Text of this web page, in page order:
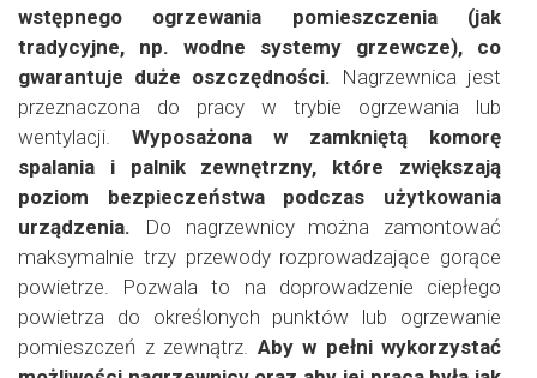
wstępnego ogrzewania pomieszczenia (jak
tradycyjne, np. wodne systemy grzewcze), co
gwarantuje duże oszczędności. Nagrzewnica jest
przeznaczona do pracy w trybie ogrzewania lub
wentylacji. Wyposażona w zamkniętą komorę
spalania i palnik zewnętrzny, które zwiększają
poziom bezpieczeństwa podczas użytkowania
urządzenia.
Do nagrzewnicy można zamontować
maksymalnie trzy przewody rozprowadzające gorące
powietrze. Pozwala to na doprowadzenie ciepłego
powietrza do określonych punktów lub ogrzewanie
pomieszczeń z zewnątrz. Aby w pełni wykorzystać